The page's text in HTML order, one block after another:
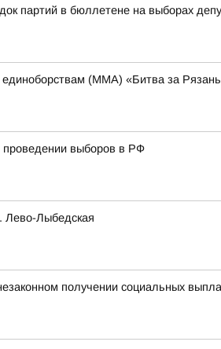
партий в бюллетене на выборах
(ММА) «Битва за
проведении выборов в РФ
Лево-Лыбедская
получении социальных